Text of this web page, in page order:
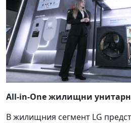
All-in-One жилищни
В жилищния сегмент LG